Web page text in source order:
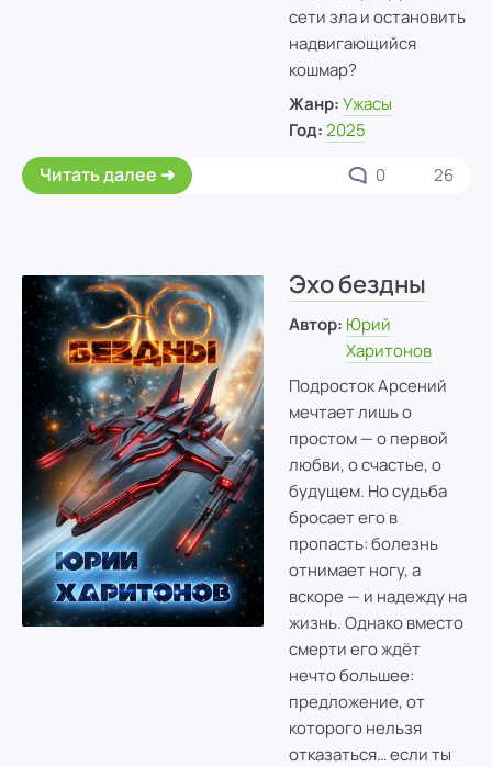
сети зла и остановить
надвигающийся
кошмар?
Жанр: Ужасы
Год: 2025
Читать далее 0 26
Эхо бездны
Автор: Юрий
Харитонов
Подросток Арсений
мечтает лишь о
простом — о первой
любви, о счастье, о
будущем. Но судьба
бросает его в
пропасть: болезнь
отнимает ногу, а
вскоре — и надежду на
жизнь. Однако вместо
смерти его ждёт
нечто большее:
предложение, от
которого нельзя
отказаться… если ты